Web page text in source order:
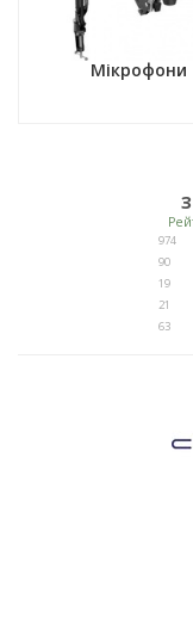
Мікрофони